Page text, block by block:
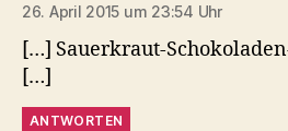
26. April 2015 um 23:54 Uhr
[…] Sauerkraut-
[…]
ANTWORTEN